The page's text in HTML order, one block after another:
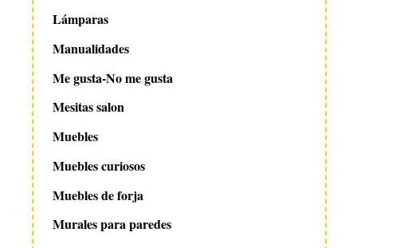
Lámparas
Manualidades
Me gusta-No me gusta
Mesitas salon
Muebles
Muebles curiosos
Muebles de forja
Murales para paredes